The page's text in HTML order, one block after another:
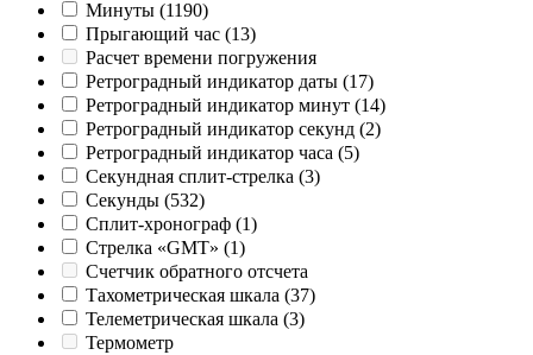
Минуты (1190)
Прыгающий час (13)
Расчет времени погружения
Ретроградный индикатор даты (17)
Ретроградный индикатор минут (14)
Ретроградный индикатор секунд (2)
Ретроградный индикатор часа (5)
Секундная сплит-стрелка (3)
Секунды (532)
Сплит-хронограф (1)
Стрелка «GMT» (1)
Счетчик обратного отсчета
Тахометрическая шкала (37)
Телеметрическая шкала (3)
Термометр